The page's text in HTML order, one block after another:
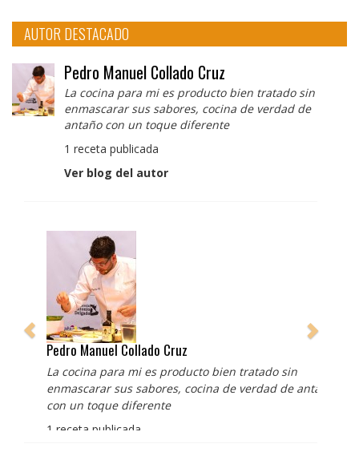
AUTOR DESTACADO
Pedro Manuel Collado Cruz
La cocina para mi es producto bien tratado sin
enmascarar sus sabores, cocina de verdad de
antaño con un toque diferente
1 receta publicada
Ver blog del autor
Pedro Manuel Collado Cruz
La cocina para mi es producto bien tratado sin
enmascarar sus sabores, cocina de verdad de antaño
con un toque diferente
1 receta publicada